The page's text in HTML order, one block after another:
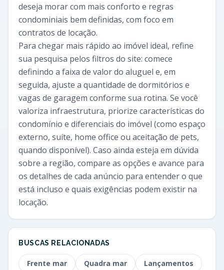
deseja morar com mais conforto e regras
condominiais bem definidas, com foco em
contratos de locação.
Para chegar mais rápido ao imóvel ideal, refine
sua pesquisa pelos filtros do site: comece
definindo a faixa de valor do aluguel e, em
seguida, ajuste a quantidade de dormitórios e
vagas de garagem conforme sua rotina. Se você
valoriza infraestrutura, priorize características do
condomínio e diferenciais do imóvel (como espaço
externo, suíte, home office ou aceitação de pets,
quando disponível). Caso ainda esteja em dúvida
sobre a região, compare as opções e avance para
os detalhes de cada anúncio para entender o que
está incluso e quais exigências podem existir na
locação.
BUSCAS RELACIONADAS
Frente mar Quadra mar
Lançamentos